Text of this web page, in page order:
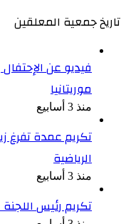
تاريخ جمعية المعلقين
فيديو عن
موريتانيا
منذ 3 أسابيع
تكريم عمدة تفرغ
الرياضية
منذ 3 أسابيع
تكريم رئيس اللجنة